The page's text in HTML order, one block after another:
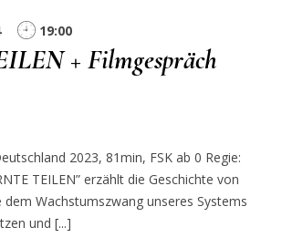
19:00
+ Filmgespräch
2023, 81min, FSK ab 0 Regie:
TEILEN” erzählt die Geschichte von
dem Wachstumszwang unseres Systems
und [...]